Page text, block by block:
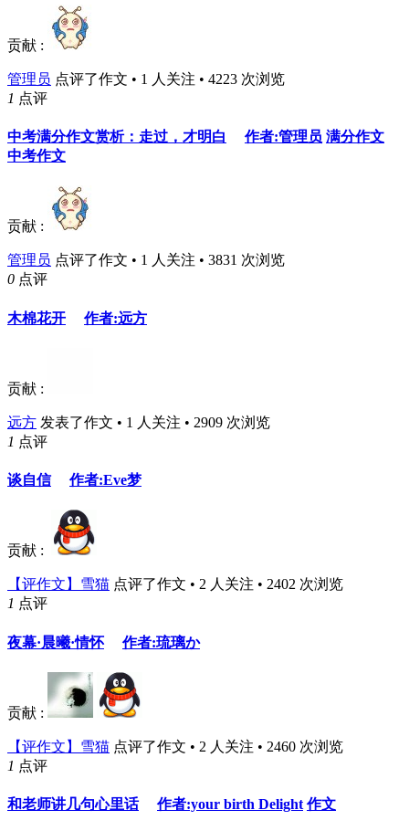
贡献 :
管理员 点评了作文 • 1 人关注 • 4223 次浏览
1 点评
中考满分作文赏析：走过，才明白 作者:管理员 满分作文
中考作文
贡献 :
管理员 点评了作文 • 1 人关注 • 3831 次浏览
0 点评
木棉花开 作者:远方
贡献 :
远方 发表了作文 • 1 人关注 • 2909 次浏览
1 点评
谈自信 作者:Eve梦
贡献 :
【评作文】雪猫 点评了作文 • 2 人关注 • 2402 次浏览
1 点评
夜幕·晨曦·情怀 作者:琉璃か
贡献 :
【评作文】雪猫 点评了作文 • 2 人关注 • 2460 次浏览
1 点评
和老师讲几句心里话 作者:your birth Delight 作文